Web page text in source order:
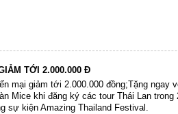
TỚI 2.000.000 Đ
mại giảm tới 2.000.000 đồng;Tặng ngay
Mice khi đăng ký các tour Thái Lan
sự kiện Amazing Thailand Festival.